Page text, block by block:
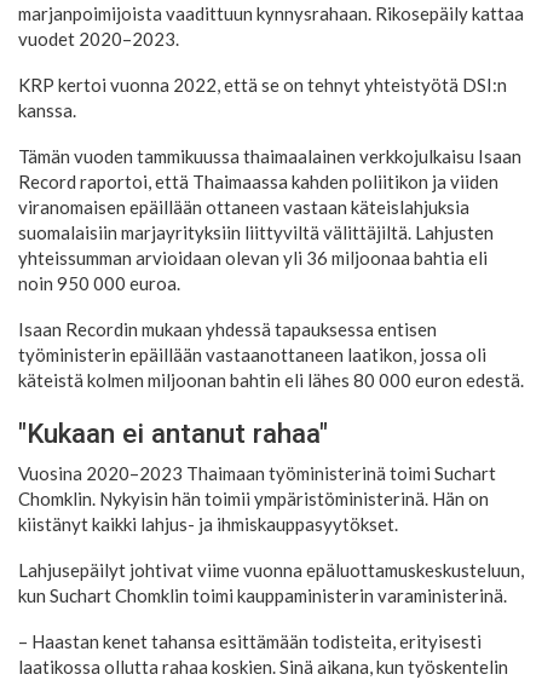
marjanpoimijoista vaadittuun kynnysrahaan. Rikosepäily kattaa
vuodet 2020–2023.
KRP kertoi vuonna 2022, että se on tehnyt yhteistyötä DSI:n
kanssa.
Tämän vuoden tammikuussa thaimaalainen verkkojulkaisu Isaan
Record raportoi, että Thaimaassa kahden poliitikon ja viiden
viranomaisen epäillään ottaneen vastaan käteislahjuksia
suomalaisiin marjayrityksiin liittyviltä välittäjiltä. Lahjusten
yhteissumman arvioidaan olevan yli 36 miljoonaa bahtia eli
noin 950 000 euroa.
Isaan Recordin mukaan yhdessä tapauksessa entisen
työministerin epäillään vastaanottaneen laatikon, jossa oli
käteistä kolmen miljoonan bahtin eli lähes 80 000 euron edestä.
"Kukaan ei antanut rahaa"
Vuosina 2020–2023 Thaimaan työministerinä toimi Suchart
Chomklin. Nykyisin hän toimii ympäristöministerinä. Hän on
kiistänyt kaikki lahjus- ja ihmiskauppasyytökset.
Lahjusepäilyt johtivat viime vuonna epäluottamuskeskusteluun,
kun Suchart Chomklin toimi kauppaministerin varaministerinä.
– Haastan kenet tahansa esittämään todisteita, erityisesti
laatikossa ollutta rahaa koskien. Sinä aikana, kun työskentelin